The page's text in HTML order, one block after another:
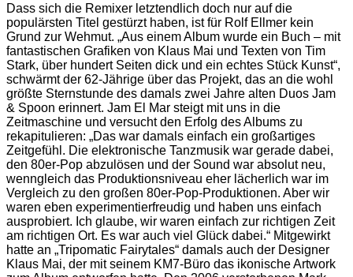
Dass sich die Remixer letztendlich doch nur auf die
populärsten Titel gestürzt haben, ist für Rolf Ellmer kein
Grund zur Wehmut. „Aus einem Album wurde ein Buch – mit
fantastischen Grafiken von Klaus Mai und Texten von Tim
Stark, über hundert Seiten dick und ein echtes Stück Kunst“,
schwärmt der 62-Jährige über das Projekt, das an die wohl
größte Sternstunde des damals zwei Jahre alten Duos Jam
& Spoon erinnert. Jam El Mar steigt mit uns in die
Zeitmaschine und versucht den Erfolg des Albums zu
rekapitulieren: „Das war damals einfach ein großartiges
Zeitgefühl. Die elektronische Tanzmusik war gerade dabei,
den 80er-Pop abzulösen und der Sound war absolut neu,
wenngleich das Produktionsniveau eher lächerlich war im
Vergleich zu den großen 80er-Pop-Produktionen. Aber wir
waren eben experimentierfreudig und haben uns einfach
ausprobiert. Ich glaube, wir waren einfach zur richtigen Zeit
am richtigen Ort. Es war auch viel Glück dabei.“ Mitgewirkt
hatte an „Tripomatic Fairytales“ damals auch der Designer
Klaus Mai, der mit seinem KM7-Büro das ikonische Artwork